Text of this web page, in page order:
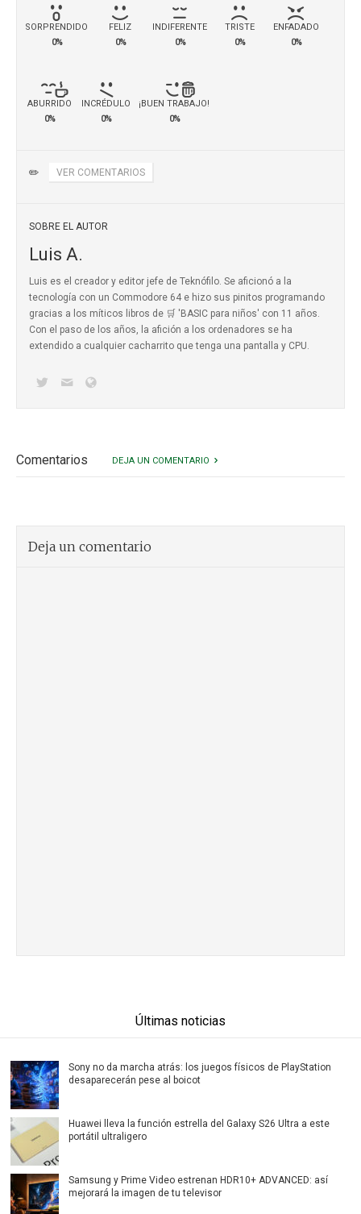
SORPRENDIDO
0%
FELIZ
0%
INDIFERENTE
0%
TRISTE
0%
ENFADADO
0%
ABURRIDO
0%
INCRÉDULO
0%
¡BUEN TRABAJO!
0%
✏️ VER COMENTARIOS
SOBRE EL AUTOR
Luis A.
Luis es el creador y editor jefe de Teknófilo. Se aficionó a la
tecnología con un Commodore 64 e hizo sus pinitos programando
gracias a los míticos libros de 🛒 'BASIC para niños' con 11 años.
Con el paso de los años, la afición a los ordenadores se ha
extendido a cualquier cacharrito que tenga una pantalla y CPU.
Comentarios DEJA UN COMENTARIO
Deja un comentario
Últimas noticias
Sony no da marcha atrás: los juegos físicos de PlayStation
desaparecerán pese al boicot
Huawei lleva la función estrella del Galaxy S26 Ultra a este
portátil ultraligero
Samsung y Prime Video estrenan HDR10+ ADVANCED: así
mejorará la imagen de tu televisor